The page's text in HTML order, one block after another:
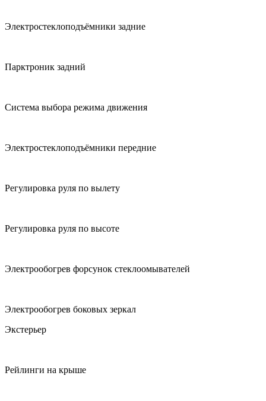
Электростеклоподъёмники задние
Парктроник задний
Система выбора режима движения
Электростеклоподъёмники передние
Регулировка руля по вылету
Регулировка руля по высоте
Электрообогрев форсунок стеклоомывателей
Электрообогрев боковых зеркал
Экстерьер
Рейлинги на крыше